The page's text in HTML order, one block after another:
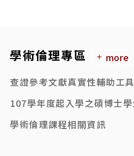
學術倫理專區
more
查證參考文獻真實性輔助工具
學術倫理課程相關資訊